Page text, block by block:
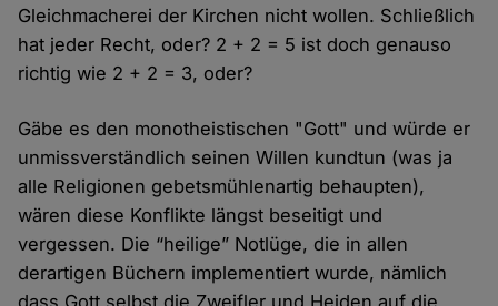
Gleichmacherei der Kirchen nicht wollen. Schließlich
hat jeder Recht, oder? 2 + 2 = 5 ist doch genauso
richtig wie 2 + 2 = 3, oder?
Gäbe es den monotheistischen "Gott" und würde er
unmissverständlich seinen Willen kundtun (was ja
alle Religionen gebetsmühlenartig behaupten),
wären diese Konflikte längst beseitigt und
vergessen. Die “heilige” Notlüge, die in allen
derartigen Büchern implementiert wurde, nämlich